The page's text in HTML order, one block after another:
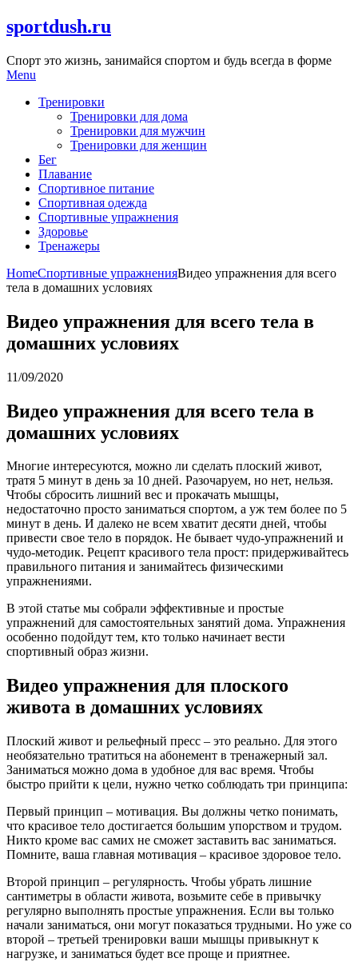
Skip
to
sportdush.ru
Спорт это жизнь, занимайся спортом и будь всегда в форме
Menu
Тренировки
Тренировки для дома
Тренировки для мужчин
Тренировки для женщин
Бег
Плавание
Спортивное питание
Спортивная одежда
Спортивные упражнения
Здоровье
Тренажеры
HomeСпортивные упражненияВидео упражнения для всего
тела в домашних условиях
Видео упражнения для всего тела в
домашних условиях
11/09/2020
Видео упражнения для всего тела в
домашних условиях
Многие интересуются, можно ли сделать плоский живот,
тратя 5 минут в день за 10 дней. Разочаруем, но нет, нельзя.
Чтобы сбросить лишний вес и прокачать мышцы,
недостаточно просто заниматься спортом, а уж тем более по 5
минут в день. И далеко не всем хватит десяти дней, чтобы
привести свое тело в порядок. Не бывает чудо-упражнений и
чудо-методик. Рецепт красивого тела прост: придерживайтесь
правильного питания и занимайтесь физическими
упражнениями.
В этой статье мы собрали эффективные и простые
упражнений для самостоятельных занятий дома. Упражнения
особенно подойдут тем, кто только начинает вести
спортивный образ жизни.
Видео упражнения для плоского
живота в домашних условиях
Плоский живот и рельефный пресс – это реально. Для этого
необязательно тратиться на абонемент в тренажерный зал.
Заниматься можно дома в удобное для вас время. Чтобы
быстро прийти к цели, нужно четко соблюдать три принципа:
Первый принцип – мотивация. Вы должны четко понимать,
что красивое тело достигается большим упорством и трудом.
Никто кроме вас самих не сможет заставить вас заниматься.
Помните, ваша главная мотивация – красивое здоровое тело.
Второй принцип – регулярность. Чтобы убрать лишние
сантиметры в области живота, возьмите себе в привычку
регулярно выполнять простые упражнения. Если вы только
начали заниматься, они могут показаться трудными. Но уже со
второй – третьей тренировки ваши мышцы привыкнут к
нагрузке, и заниматься будет все проще и приятнее.